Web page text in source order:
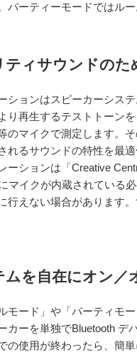
パーティーモードではル
ティサウンドの
ションはスピーカーシス
り再生するテストトーン
のマイクで測定します。
れるサウンドの特性を最適
ションは「Creative
マイクが内蔵されている
行えない場合があります
ムを自在にオン／
モード」や「パーティモ
カーを単独でBluetooth デ
の使用が終わったら、簡